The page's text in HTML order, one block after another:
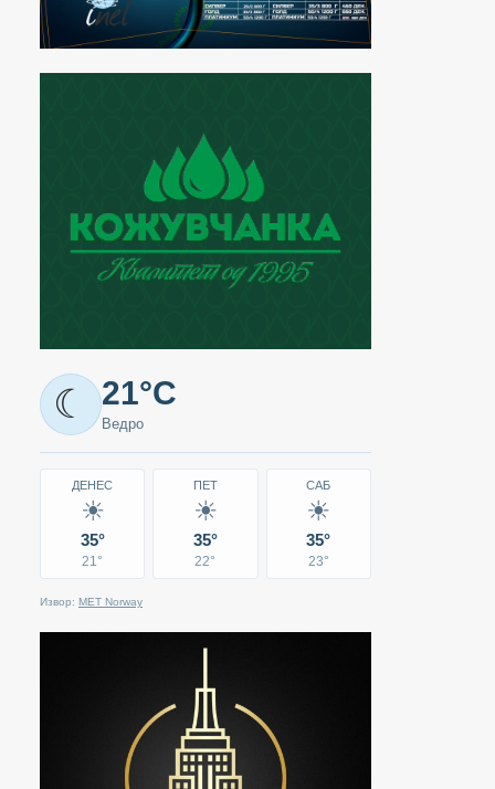
Метео
-
Кавадарци
☾ 21°C
Ведро
ДЕНЕС
☀
35°
21°
ПЕТ
☀
35°
22°
САБ
☀
35°
23°
Извор: MET Norway